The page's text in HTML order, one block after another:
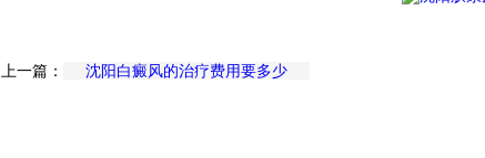
上一篇： 沈阳白癜风的治疗费用要多少